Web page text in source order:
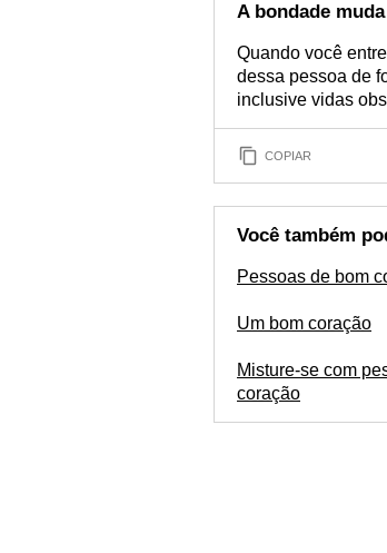
A bondade
Quando você
dessa pessoa de
inclusive vidas
COPIAR
Você também
Pessoas de bom
Um bom coração
Misture-se com
coração